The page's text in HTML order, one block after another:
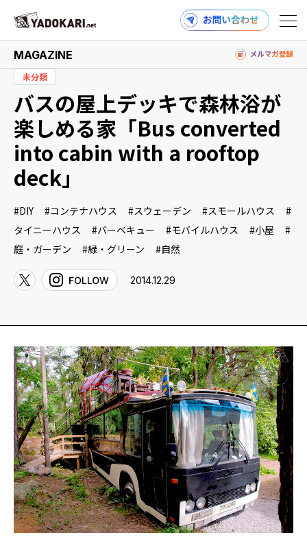
商品検索 読みもの検索
PRODUCTS
MAGAZINE
YADOKARI
MAGAZINE
未分類
バスの屋上デッキで森林浴が
楽しめる家「Bus converted
into cabin with a rooftop
deck」
DIY コンテナハウス スウェーデン
スモールハウス
タイニーハウス
バーベキュー モバイルハウス
小屋
庭・ガーデン
緑・グリーン 自然
2014.12.29